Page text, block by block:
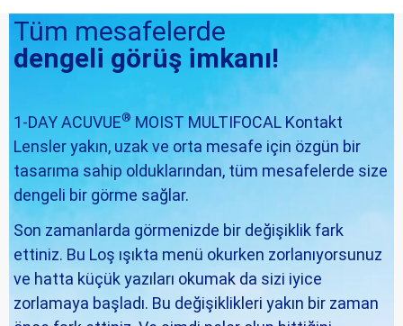
Tüm mesafelerde
dengeli görüş imkanı!
1-DAY ACUVUE® MOIST MULTIFOCAL Kontakt
Lensler yakın, uzak ve orta mesafe için özgün bir
tasarıma sahip olduklarından, tüm mesafelerde size
dengeli bir görme sağlar.
Son zamanlarda görmenizde bir değişiklik fark
ettiniz. Bu Loş ışıkta menü okurken zorlanıyorsunuz
ve hatta küçük yazıları okumak da sizi iyice
zorlamaya başladı. Bu değişiklikleri yakın bir zaman